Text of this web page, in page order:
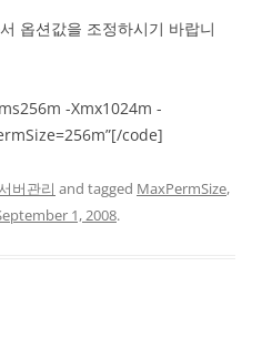
옵션값을 조정하시기 바랍니
-Xmx1024m -
code]
버관리 and tagged MaxPermSize,
1, 2008.